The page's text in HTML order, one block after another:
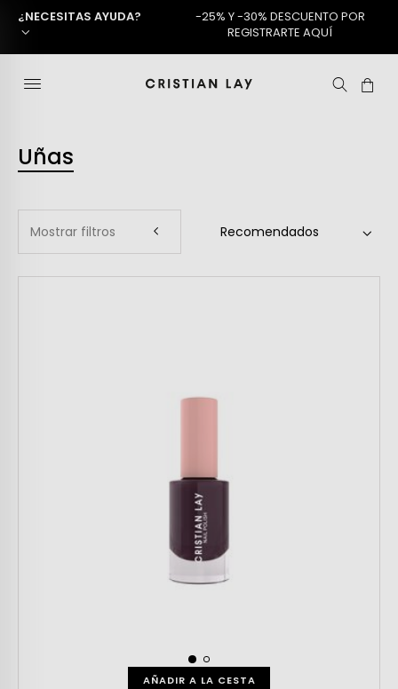
¿NECESITAS AYUDA?
-25% Y -30% DESCUENTO POR
REGISTRARTE AQUÍ
Uñas
Mostrar filtros
AÑADIR A LA CESTA